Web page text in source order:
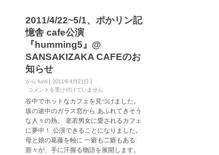
2011/4/22~5/1、ポかリン記
憶舎 cafe公演
『humming5』@
SANSAKIZAKA CAFEのお
知らせ
から fumi
2011年4月21日
2
0
1
1
/
4
/
2
コメントを受け付けていません
谷中でホットなカフェを見つけました。
坂の途中のガラス窓から あふれてきそう
な人々の熱。 老若男女に愛されるカフェ
に夢中！ 公演できることになりました。
母と娘の葛藤を軸に 一癖も二癖もある
面々が、手に汗握る物語を展開します。